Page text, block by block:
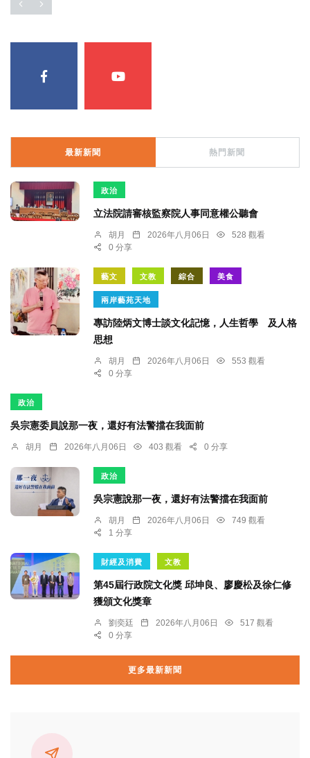
最新新聞 熱門新聞
政治
立法院請審核監察院人事同意權公聽會
胡月 2026年八月06日
528 觀看
0 分享
藝文 文教 綜合 美食
兩岸藝苑天地
專訪陸炳文博士談文化記憶，人生哲學 及人格
思想
胡月 2026年八月06日
553 觀看
0 分享
政治
吳宗憲委員說那一夜，還好有法警擋在我面前
胡月 2026年八月06日 403 觀看 0 分享
政治
吳宗憲說那一夜，還好有法警擋在我面前
胡月 2026年八月06日
749 觀看
1 分享
財經及消費 文教
第45屆行政院文化獎 邱坤良、廖慶松及徐仁修
獲頒文化獎章
劉奕廷 2026年八月06日
517 觀看
0 分享
更多最新新聞